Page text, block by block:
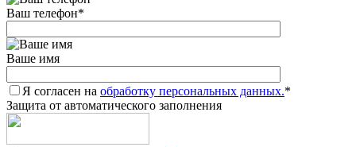
Ваш телефон*
Ваше имя
Я согласен на обработку персональных данных.*
Защита от автоматического заполнения